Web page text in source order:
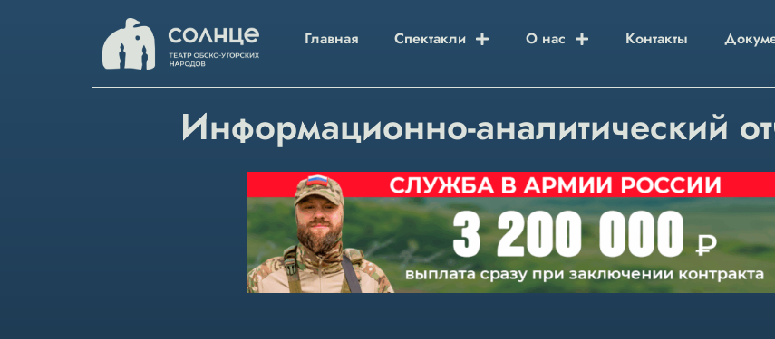
Главная Спектакли О нас Контакты
Информационно-аналитический